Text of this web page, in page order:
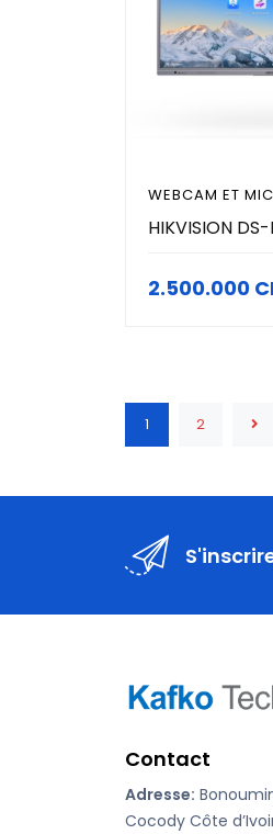
WEBCAM ET
2.500.000
1 2
Contact
Adresse:
Cocody Côte